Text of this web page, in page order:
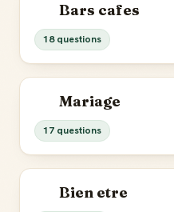
Bars cafes
18 questions
Mariage
17 questions
Bien etre